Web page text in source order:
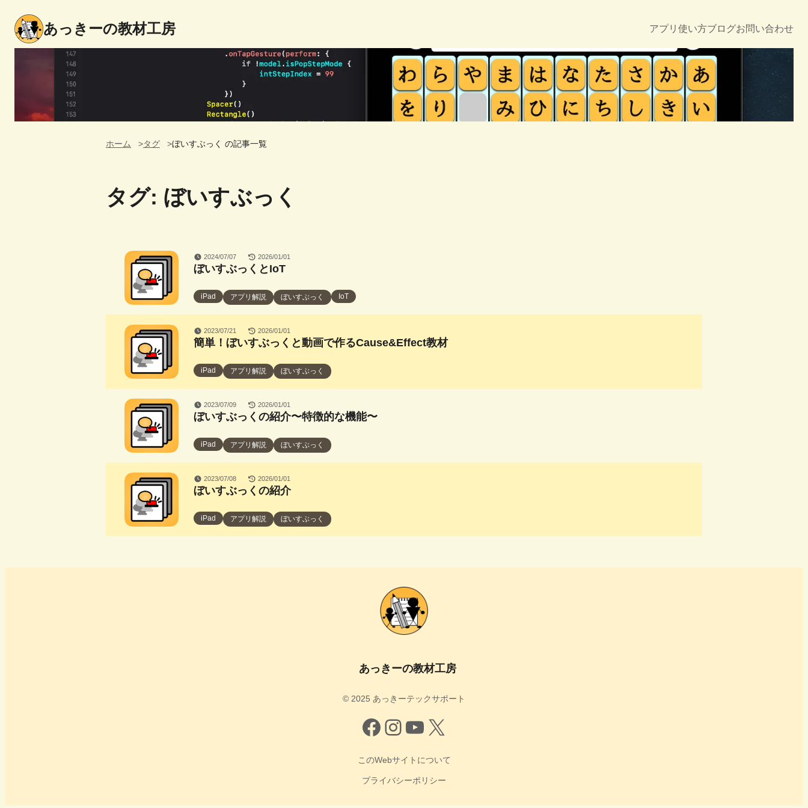
あっきーの教材工房 アプリ 使い方ブログお問い合わせ
ホーム タグ ぼいすぶっく の記事一覧
タグ: ぼいすぶっく
2024/07/07 2026/01/01
ぼいすぶっくとIoT
iPad アプリ解説 ぼいすぶっく IoT
2023/07/21 2026/01/01
簡単！ぼいすぶっくと動画で作るCause&Effect教材
iPad アプリ解説 ぼいすぶっく
2023/07/09 2026/01/01
ぼいすぶっくの紹介〜特徴的な機能〜
iPad アプリ解説 ぼいすぶっく
2023/07/08 2026/01/01
ぼいすぶっくの紹介
iPad アプリ解説 ぼいすぶっく
あっきーの教材工房
©️ 2025 あっきーテックサポート
このWebサイトについて
プライバシーポリシー